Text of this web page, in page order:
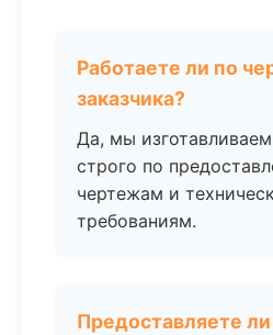
Работаете ли по
заказчика?
Да, мы
строго по
чертежам и
требованиям.
Предоставляете